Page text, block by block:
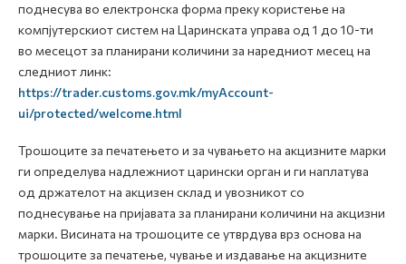
Е-Весник
поднесува во електронска форма преку користење на
компјутерскиот систем на Царинската управа од 1 до 10-ти
во месецот за планирани количини за наредниот месец на
следниот линк:
https://trader.customs.gov.mk/myAccount-
ui/protected/welcome.html
Трошоците за печатењето и за чувањето на акцизните марки
ги определува надлежниот царински орган и ги наплатува
од држателот на акцизен склад и увозникот со
поднесување на пријавата за планирани количини на акцизни
марки. Висината на трошоците се утврдува врз основа на
трошоците за печатење, чување и издавање на акцизните